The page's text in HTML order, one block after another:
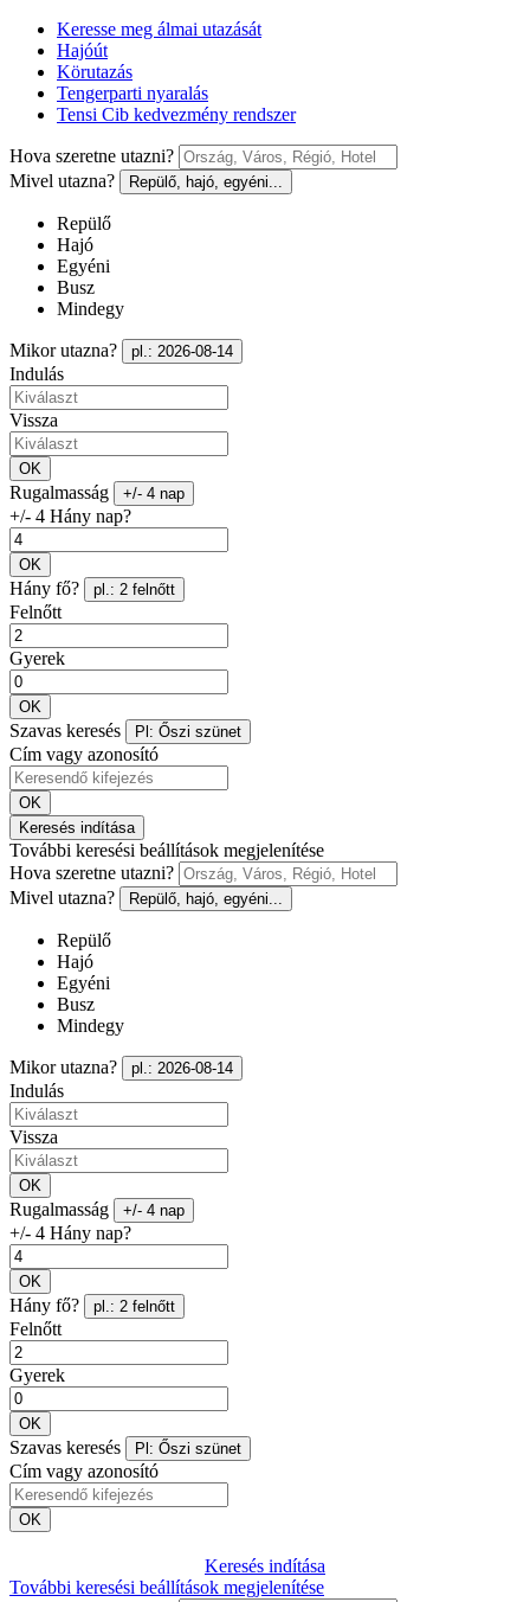
Keresse meg álmai utazását
Hajóút
Körutazás
Tengerparti nyaralás
Tensi Cib kedvezmény rendszer
Hova szeretne utazni?
Mivel utazna?
Repülő, hajó, egyéni...
Repülő
Hajó
Egyéni
Busz
Mindegy
Mikor utazna? pl.: 2026-08-14
Indulás
Vissza
OK
Rugalmasság +/- 4 nap
+/- 4 Hány nap?
OK
Hány fő? pl.: 2 felnőtt
Felnőtt
Gyerek
OK
Szavas keresés Pl: Őszi szünet
Cím vagy azonosító
OK
Keresés indítása
További keresési beállítások megjelenítése
Hova szeretne utazni?
Mivel utazna?
Repülő, hajó, egyéni...
Repülő
Hajó
Egyéni
Busz
Mindegy
Mikor utazna? pl.: 2026-08-14
Indulás
Vissza
OK
Rugalmasság +/- 4 nap
+/- 4 Hány nap?
OK
Hány fő? pl.: 2 felnőtt
Felnőtt
Gyerek
OK
Szavas keresés Pl: Őszi szünet
Cím vagy azonosító
OK
Keresés indítása
További keresési beállítások megjelenítése